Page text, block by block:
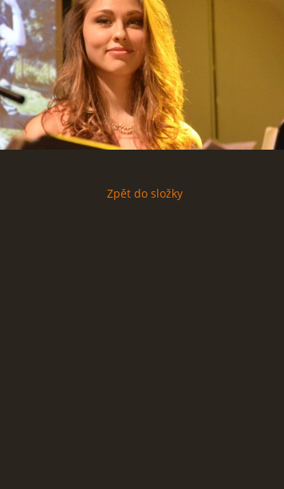
Zpět do složky